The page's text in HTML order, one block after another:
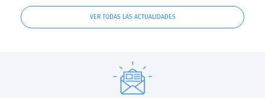
VER TODAS LAS ACTUALIDADES